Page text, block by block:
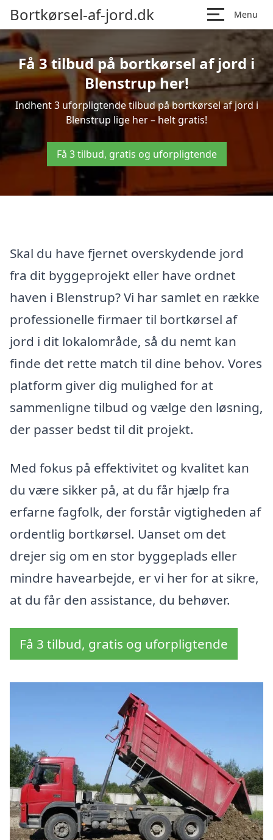
Bortkørsel-af-jord.dk Menu
Få 3 tilbud på bortkørsel af jord i
Blenstrup her!
Indhent 3 uforpligtende tilbud på bortkørsel af jord i
Blenstrup lige her – helt gratis!
Få 3 tilbud, gratis og uforpligtende
Skal du have fjernet overskydende jord
fra dit byggeprojekt eller have ordnet
haven i Blenstrup? Vi har samlet en række
professionelle firmaer til bortkørsel af
jord i dit lokalområde, så du nemt kan
finde det rette match til dine behov. Vores
platform giver dig mulighed for at
sammenligne tilbud og vælge den løsning,
der passer bedst til dit projekt.
Med fokus på effektivitet og kvalitet kan
du være sikker på, at du får hjælp fra
erfarne fagfolk, der forstår vigtigheden af
ordentlig bortkørsel. Uanset om det
drejer sig om en stor byggeplads eller
mindre havearbejde, er vi her for at sikre,
at du får den assistance, du behøver.
Få 3 tilbud, gratis og uforpligtende